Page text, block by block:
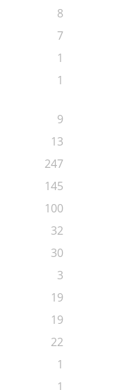
8
7
1
1
9
13
247
145
100
32
30
3
19
19
22
1
1